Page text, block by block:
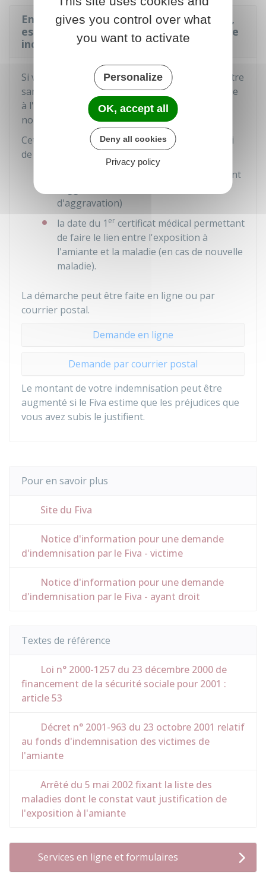
En cas d'aggravation de l'état de santé,
est-il possible de demander une nouvelle
indemnisation au Fiva ?
Si vous avez été indemnisé par le Fiva
et que votre
santé s'aggrave (ou qu'une nouvelle maladie liée
à l'amiante apparaît), vous pouvez lui faire une
nouvelle demande d'indemnisation.
Cette demande doit être effectuée dans un délai
de
à compter de :
certificat médical constatant
d'aggravation)
la date du 1 er certificat médical permettant
de faire le lien entre l'exposition à
l'amiante et la maladie (en cas de nouvelle
maladie).
La démarche peut être faite en ligne ou par
courrier postal.
Demande en ligne
Demande par courrier postal
Le montant de votre indemnisation peut être
augmenté si le Fiva estime que les préjudices que
vous avez subis le justifient.
Pour en savoir plus
Site du Fiva
Notice d'information pour une demande
d'indemnisation par le Fiva - victime
Notice d'information pour une demande
d'indemnisation par le Fiva - ayant droit
Textes de référence
Loi n° 2000-1257 du 23 décembre 2000 de
financement de la sécurité sociale pour 2001 :
article 53
Décret n° 2001-963 du 23 octobre 2001 relatif
au fonds d'indemnisation des victimes de
l'amiante
Arrêté du 5 mai 2002 fixant la liste des
maladies dont le constat vaut justification de
l'exposition à l'amiante
Services en ligne et formulaires
gives you control over what
you want to activate
Personalize
OK, accept all
Deny all cookies
Privacy policy